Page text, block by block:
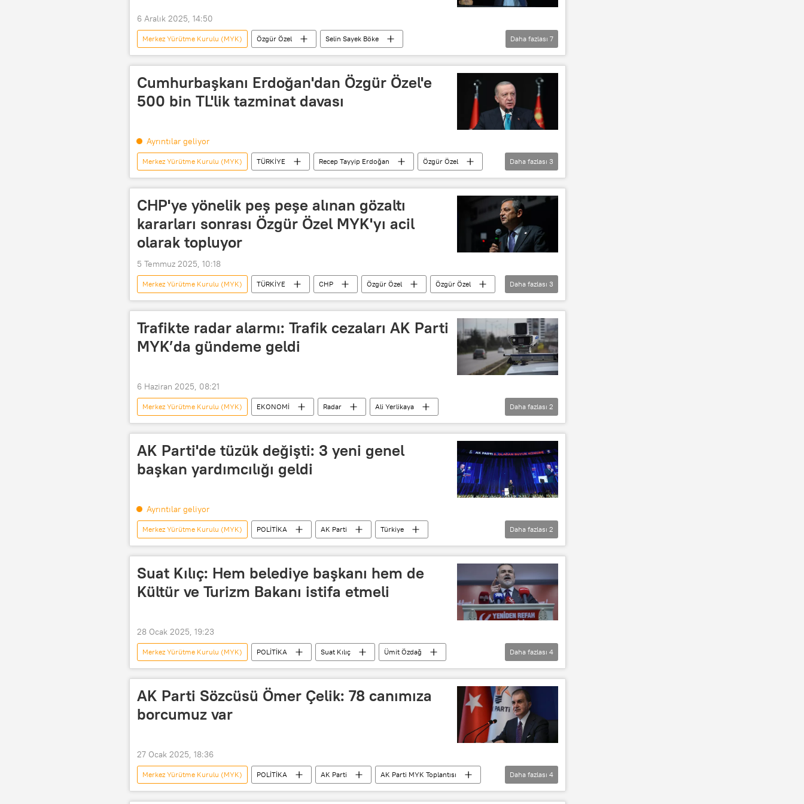
6 Aralık 2025, 14:50
Merkez Yürütme Kurulu (MYK) Özgür Özel
Selin Sayek Böke
Nurhayat Altaca Kayışoğlu
Mali Doğa
Cumhuriyet Halk Partisi (CHP)
Daha fazlası 7
Cumhurbaşkanı Erdoğan'dan Özgür Özel'e
500 bin TL'lik tazminat davası
Ayrıntılar geliyor
Merkez Yürütme Kurulu (MYK) TÜRKİYE Recep Tayyip Erdoğan
Özgür Özel
Ankara
CHP Cumhuriyet Başsavcılığı
Daha fazlası 3
CHP'ye yönelik peş peşe alınan gözaltı
kararları sonrası Özgür Özel MYK'yı acil
olarak topluyor
5 Temmuz 2025, 10:18
Merkez Yürütme Kurulu (MYK) TÜRKİYE CHP Özgür Özel
Özgür Özel
Adana
Antalya Adıyaman
Daha fazlası 3
Trafikte radar alarmı: Trafik cezaları AK Parti
MYK’da gündeme geldi
6 Haziran 2025, 08:21
Merkez Yürütme Kurulu (MYK) EKONOMİ Radar
Ali Yerlikaya
Emniyet Genel Müdürlüğü (EGM)
AK Parti
Daha fazlası 2
AK Parti'de tüzük değişti: 3 yeni genel
başkan yardımcılığı geldi
Ayrıntılar geliyor
Merkez Yürütme Kurulu (MYK) POLİTİKA AK Parti
Türkiye
Çevre, Şehircilik ve İklim Değişikliği Bakanlığı
Sanat
Daha fazlası 2
Suat Kılıç: Hem belediye başkanı hem de
Kültür ve Turizm Bakanı istifa etmeli
28 Ocak 2025, 19:23
Merkez Yürütme Kurulu (MYK) POLİTİKA Suat Kılıç
Ümit Özdağ
Ekrem İmamoğlu
Bolu Yeniden Refah Partisi Kartalkaya
Daha fazlası 4
AK Parti Sözcüsü Ömer Çelik: 78 canımıza
borcumuz var
27 Ocak 2025, 18:36
Merkez Yürütme Kurulu (MYK) POLİTİKA AK Parti
AK Parti MYK Toplantısı
AK Parti MKYK
AK Parti Genel Merkezi Ömer Çelik MYK
Daha fazlası 4